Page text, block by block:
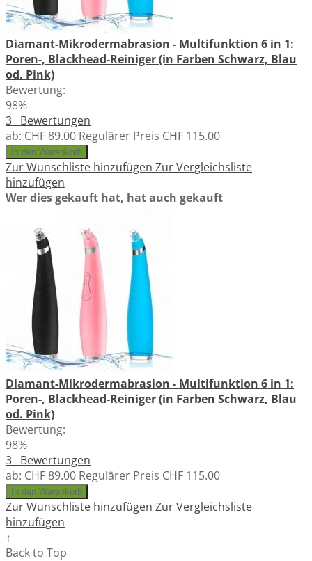
Diamant-Mikrodermabrasion - Multifunktion 6 in 1:
Poren-, Blackhead-Reiniger (in Farben Schwarz, Blau
od. Pink)
Bewertung:
98%
3 Bewertungen
ab: CHF 89.00 Regulärer Preis CHF 115.00
In den Warenkorb
Zur Wunschliste hinzufügen Zur Vergleichsliste
hinzufügen
Wer dies gekauft hat, hat auch gekauft
Diamant-Mikrodermabrasion - Multifunktion 6 in 1:
Poren-, Blackhead-Reiniger (in Farben Schwarz, Blau
od. Pink)
Bewertung:
98%
3 Bewertungen
ab: CHF 89.00 Regulärer Preis CHF 115.00
In den Warenkorb
Zur Wunschliste hinzufügen Zur Vergleichsliste
hinzufügen
↑
Back to Top